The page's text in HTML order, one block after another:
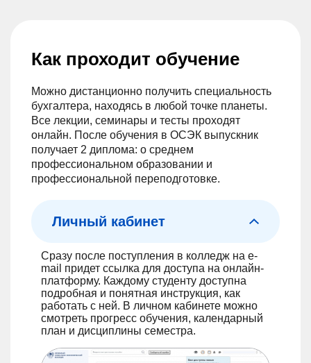
Как проходит обучение
Можно дистанционно получить специальность
бухгалтера, находясь в любой точке планеты.
Все лекции, семинары и тесты проходят
онлайн. После обучения в ОСЭК выпускник
получает 2 диплома: о среднем
профессиональном образовании и
профессиональной переподготовке.
Личный кабинет
Сразу после поступления в колледж на e-
mail придет ссылка для доступа на онлайн-
платформу. Каждому студенту доступна
подробная и понятная инструкция, как
работать с ней. В личном кабинете можно
смотреть прогресс обучения, календарный
план и дисциплины семестра.